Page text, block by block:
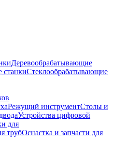
Деревообрабатывающие
станкиСтеклообрабатывающие
Режущий инструментСтолы и
Устройства цифровой
для
трубОснастка и запчасти для